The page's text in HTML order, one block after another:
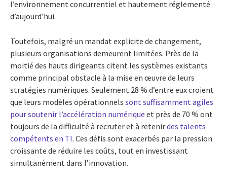
l’environnement concurrentiel et hautement réglementé
d’aujourd’hui.
Toutefois, malgré un mandat explicite de changement,
plusieurs organisations demeurent limitées. Près de la
moitié des hauts dirigeants citent les systèmes existants
comme principal obstacle à la mise en œuvre de leurs
stratégies numériques. Seulement 28 % d’entre eux croient
que leurs modèles opérationnels sont suffisamment agiles
pour soutenir l’accélération numérique et près de 70 % ont
toujours de la difficulté à recruter et à retenirdes talents
compétents en TI. Ces défis sont exacerbés par la pression
croissante de réduire les coûts, tout en investissant
simultanément dans l’innovation.